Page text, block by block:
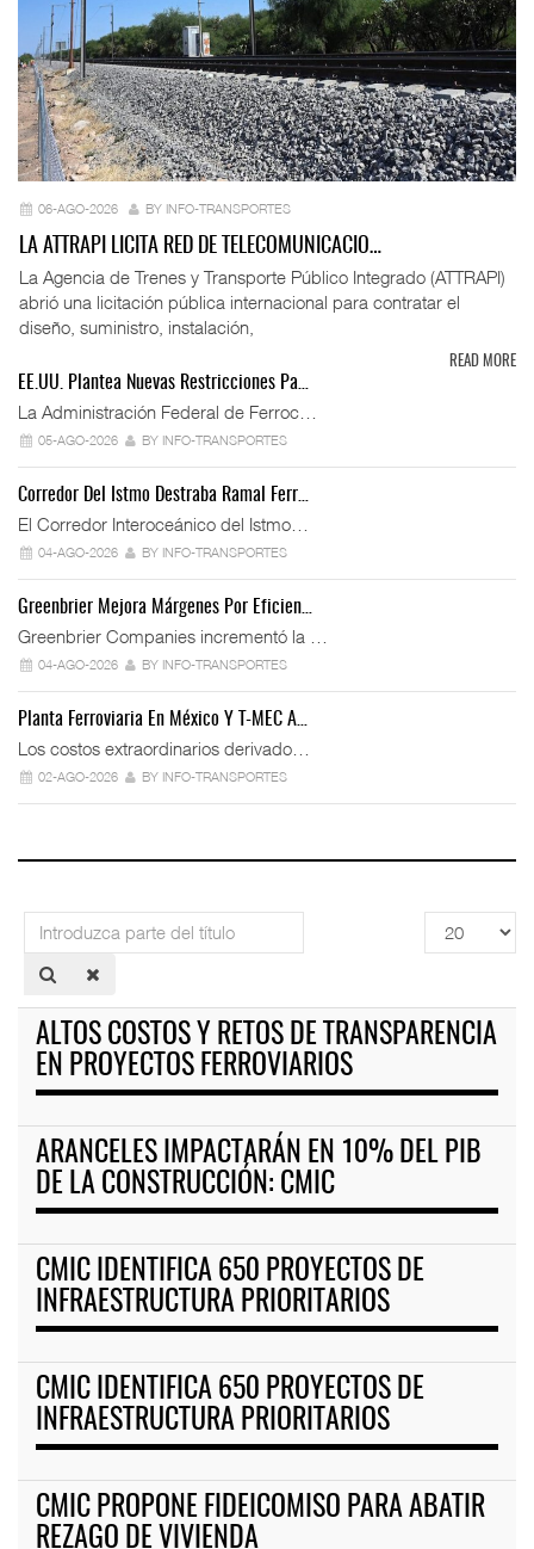
06-AGO-2026 BY INFO-TRANSPORTES
LA ATTRAPI LICITA RED DE TELECOMUNICACIO…
La Agencia de Trenes y Transporte Público Integrado (ATTRAPI)
abrió una licitación pública internacional para contratar el
diseño, suministro, instalación,
READ MORE
EE.UU. Plantea Nuevas Restricciones Pa…
La Administración Federal de Ferroc…
05-AGO-2026 BY INFO-TRANSPORTES
Corredor Del Istmo Destraba Ramal Ferr…
El Corredor Interoceánico del Istmo…
04-AGO-2026 BY INFO-TRANSPORTES
Greenbrier Mejora Márgenes Por Eficien…
Greenbrier Companies incrementó la …
04-AGO-2026 BY INFO-TRANSPORTES
Planta Ferroviaria En México Y T-MEC A…
Los costos extraordinarios derivado…
02-AGO-2026 BY INFO-TRANSPORTES
Introduzca
parte
del
Cantidad
a
ALTOS COSTOS Y RETOS DE TRANSPARENCIA
EN PROYECTOS FERROVIARIOS
ARANCELES IMPACTARÁN EN 10% DEL PIB
DE LA CONSTRUCCIÓN: CMIC
CMIC IDENTIFICA 650 PROYECTOS DE
INFRAESTRUCTURA PRIORITARIOS
CMIC IDENTIFICA 650 PROYECTOS DE
INFRAESTRUCTURA PRIORITARIOS
CMIC PROPONE FIDEICOMISO PARA ABATIR
REZAGO DE VIVIENDA